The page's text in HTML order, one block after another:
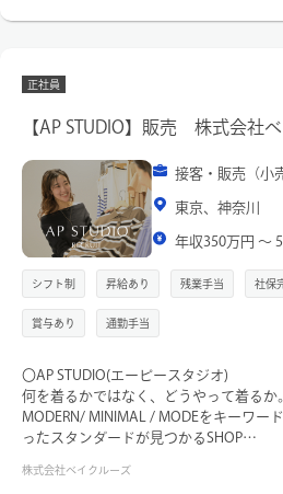
正社員
【AP STUDIO】販売 株式会社
接客・販売（小
東京、神奈川
年収350万円 〜
シフト制 昇給あり 残業手当 社保
賞与あり 通勤手当
〇AP STUDIO(エーピースタジオ)
何を着るかではなく、どうやって着るか
MODERN/ MINIMAL / MODEをキーワー
ったスタンダードが見つかるSHOP
ー AP STUDIO の店頭にてアパレルの接
株式会社ベイクルーズ